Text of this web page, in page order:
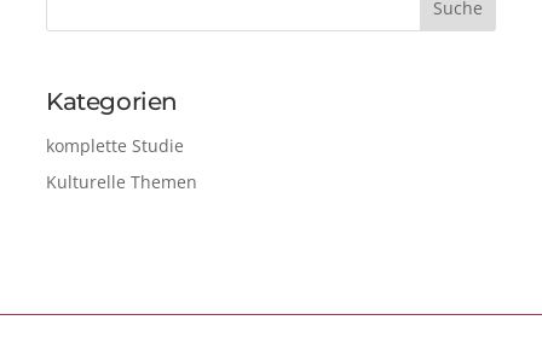
Kategorien
komplette Studie
Kulturelle Themen